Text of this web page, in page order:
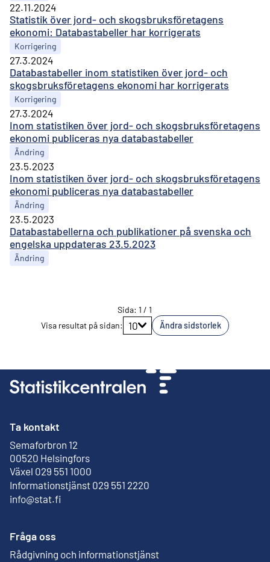
Statistik över jord- och skogsbruksföretagens
ekonomi: Databastabeller har korrigerats
22.11.2024
Korrigering
Databastabeller inom statistiken över jord- och
skogsbruksföretagens ekonomi har korrigerats
27.3.2024
Korrigering
Inom statistiken över jord- och skogsbruksföretagens
ekonomi publiceras nya databastabeller
27.3.2024
Ändring
Inom statistiken över jord- och skogsbruksföretagens
ekonomi publiceras nya databastabeller
23.5.2023
Ändring
Databastabellerna och publikationer på svenska och
engelska uppdateras 23.5.2023
23.5.2023
Ändring
Gå till sidan
Sida: 1 /1
Visa resultat på sidan: 10 Ändra sidstorlek
Ta kontakt
Semaforbron 12
00520 Helsingfors
Extern länk
Växel 029 551 1000
Informationstjänst 029 551 2220
info@stat.fi
Fråga oss
Rådgivning och informationstjänst